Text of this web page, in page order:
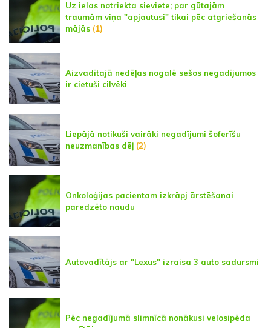
Uz ielas notriekta sieviete; par gūtajām
traumām viņa "apjautusi" tikai pēc atgriešanās
mājās (1)
Aizvadītajā nedēļas nogalē sešos negadījumos
ir cietuši cilvēki
Liepājā notikuši vairāki negadījumi šoferīšu
neuzmanības dēļ (2)
Onkoloģijas pacientam izkrāpj ārstēšanai
paredzēto naudu
Autovadītājs ar "Lexus" izraisa 3 auto sadursmi
Pēc negadījumā slimnīcā nonākusi velosipēda